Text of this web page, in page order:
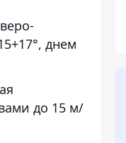
днем
до 15 м/